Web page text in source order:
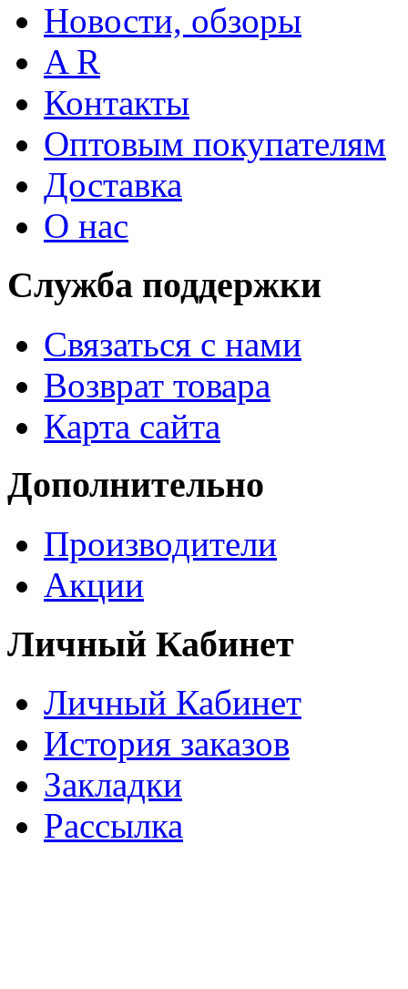
Новости, обзоры
A R
Контакты
Оптовым покупателям
Доставка
О нас
Служба поддержки
Связаться с нами
Возврат товара
Карта сайта
Дополнительно
Производители
Акции
Личный Кабинет
Личный Кабинет
История заказов
Закладки
Рассылка